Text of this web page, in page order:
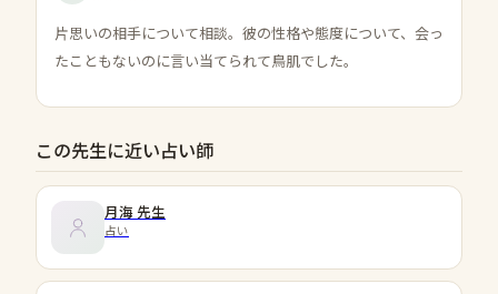
片思いの相手について相談。彼の性格や態度について、会っ
たこともないのに言い当てられて鳥肌でした。
この先生に近い占い師
月海 先生
占い